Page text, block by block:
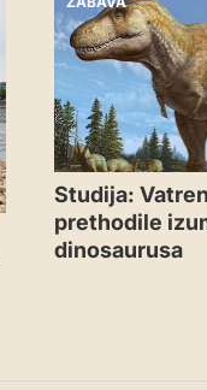
Studija:
prethodile
dinosaurusa